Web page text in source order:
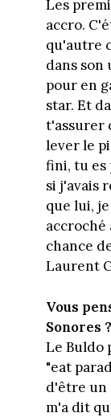
Les
accro.
qu'autre
dans son
pour en
star. Et
t'assurer
lever le
fini, tu es
si j'avais
que lui,
accroché
chance
Laurent
Vous
Sonores ?
Le Buldo
"eat
d'être un
m'a dit